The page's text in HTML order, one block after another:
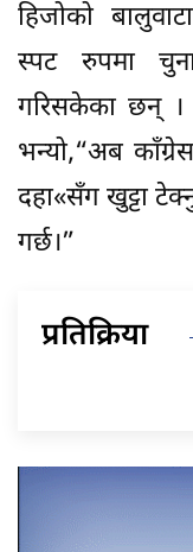
हिजोको
स्पट रुपमा
गरिसकेका छन् ।
भन्यो,“अब
दहा«सँग खुट्टा
गर्छ।”
प्रतिक्रिया